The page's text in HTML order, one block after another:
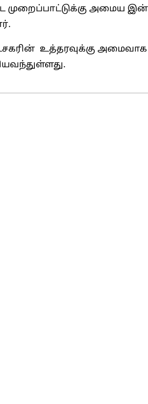
அமைய
உத்தரவுக்கு அமைவாக